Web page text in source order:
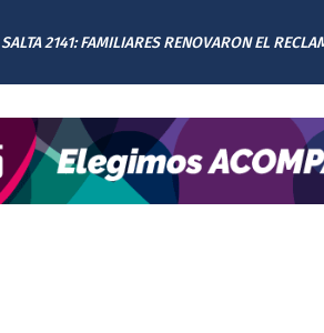
SALTA 2141: FAMILIARES RENOVARON EL
PROPONEN TERMINAR CON LA PUBLICIDAD